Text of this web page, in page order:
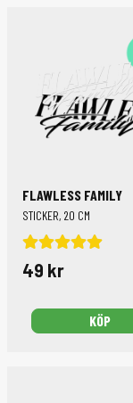
FLAWLESS FAMILY
STICKER, 20 CM
49 kr
KÖP